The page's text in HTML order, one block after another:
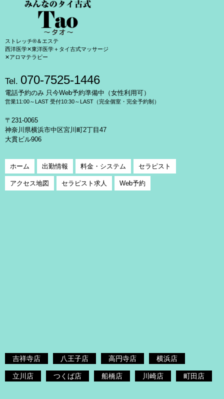
ストレッチ®＆エステ
西洋医学✕東洋医学＋タイ古式マッサージ
✕アロマテラピー
Tel. 070-7525-1446
電話予約のみ 只今Web予約準備中（女性利用可）
営業11:00～LAST 受付10:30～LAST（完全個室・完全予約制）
〒231-0065
神奈川県横浜市中区宮川町2丁目47
大貫ビル906
ホーム 出勤情報 料金・システム セラピスト
アクセス地図 セラピスト求人 Web予約
吉祥寺店 八王子店 高円寺店 横浜店
立川店 つくば店 船橋店 川崎店 町田店